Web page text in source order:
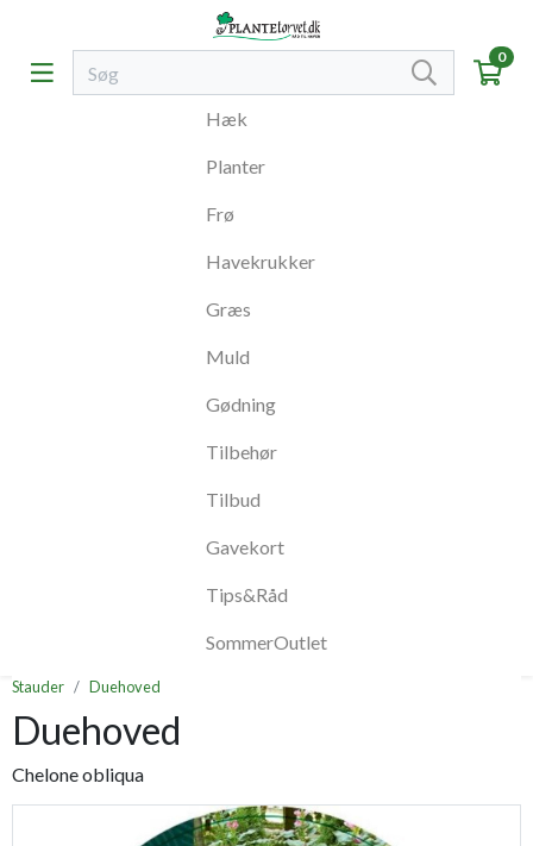
0
Hæk
Planter
Frø
Havekrukker
Græs
Muld
Gødning
Tilbehør
Tilbud
Gavekort
Tips&Råd
SommerOutlet
Stauder Duehoved
Duehoved
Chelone obliqua